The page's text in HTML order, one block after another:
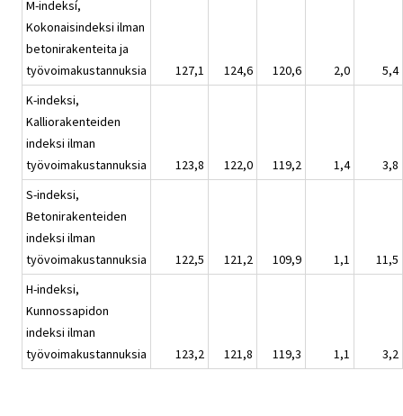
M-indeksí,
Kokonaisindeksi ilman
betonirakenteita ja
työvoimakustannuksia
127,1 124,6 120,6 2,0
5,4
K-indeksi,
Kalliorakenteiden
indeksi ilman
työvoimakustannuksia
123,8 122,0 119,2 1,4
3,8
S-indeksi,
Betonirakenteiden
indeksi ilman
työvoimakustannuksia
122,5 121,2 109,9 1,1
11,5
H-indeksi,
Kunnossapidon
indeksi ilman
työvoimakustannuksia
123,2 121,8 119,3 1,1 3,2